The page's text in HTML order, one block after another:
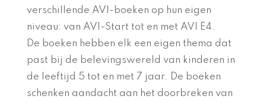
verschillende AVI-boeken op hun eigen
niveau: van AVI-Start tot en met AVI E4.
De boeken hebben elk een eigen thema dat
past bij de belevingswereld van kinderen in
de leeftijd 5 tot en met 7 jaar. De boeken
schenken aandacht aan het doorbreken van